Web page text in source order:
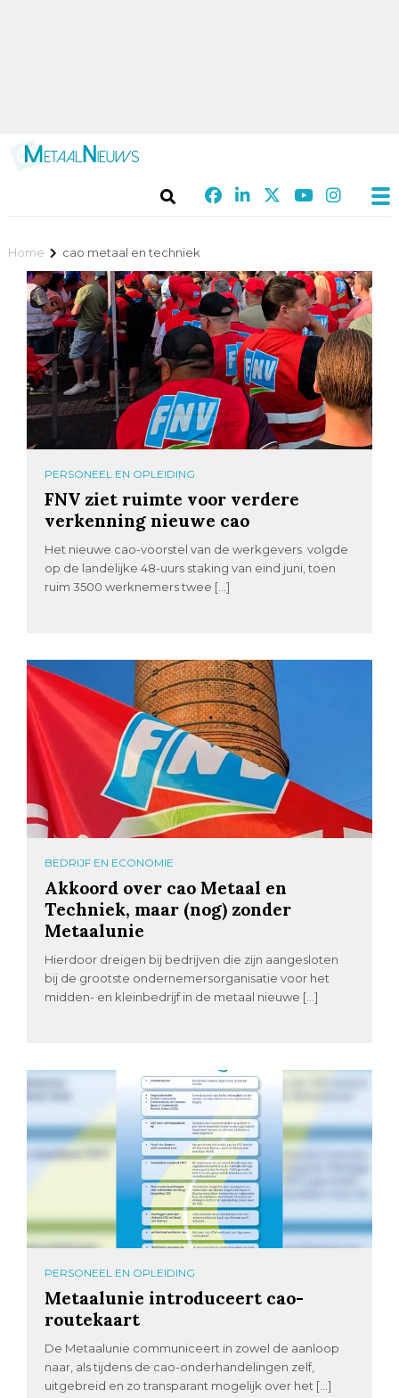
Home cao metaal en techniek
PERSONEEL EN OPLEIDING
FNV ziet ruimte voor verdere
verkenning nieuwe cao
Het nieuwe cao-voorstel van de werkgevers volgde
op de landelijke 48-uurs staking van eind juni, toen
ruim 3500 werknemers twee […]
BEDRIJF EN ECONOMIE
Akkoord over cao Metaal en
Techniek, maar (nog) zonder
Metaalunie
Hierdoor dreigen bij bedrijven die zijn aangesloten
bij de grootste ondernemersorganisatie voor het
midden- en kleinbedrijf in de metaal nieuwe […]
PERSONEEL EN OPLEIDING
Metaalunie introduceert cao-
routekaart
De Metaalunie communiceert in zowel de aanloop
naar, als tijdens de cao-onderhandelingen zelf,
uitgebreid en zo transparant mogelijk over het […]